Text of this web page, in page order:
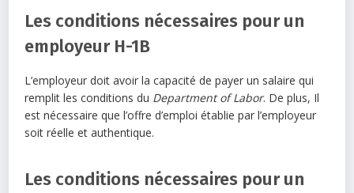
Les conditions nécessaires pour un
employeur H-1B
L’employeur doit avoir la capacité de payer un salaire qui
remplit les conditions du Department of Labor. De plus, Il
est nécessaire que l’offre d’emploi établie par l’employeur
soit réelle et authentique.
Les conditions nécessaires pour un